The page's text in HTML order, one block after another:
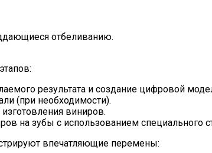
отбеливанию.
результата и создание цифровой
(при необходимости).
виниров.
на зубы с использованием специального
впечатляющие перемены: